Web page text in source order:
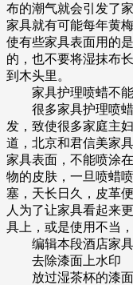
布的潮气就会引发了
家具就有可能每年黄
使有些家具表面用的
的，也不要将湿抹布
到木头里。
家具护理喷蜡不能
很多家具护理喷蜡
发，致使很多家庭主
道，北京和君信美家
家具表面，不能喷涂
物的皮肤，一旦喷蜡
塞，天长日久，皮革
人为了让家具看起来
具上，或是使用不当
编辑本段酒店家具
去除漆面上水印
放过湿茶杯的漆面